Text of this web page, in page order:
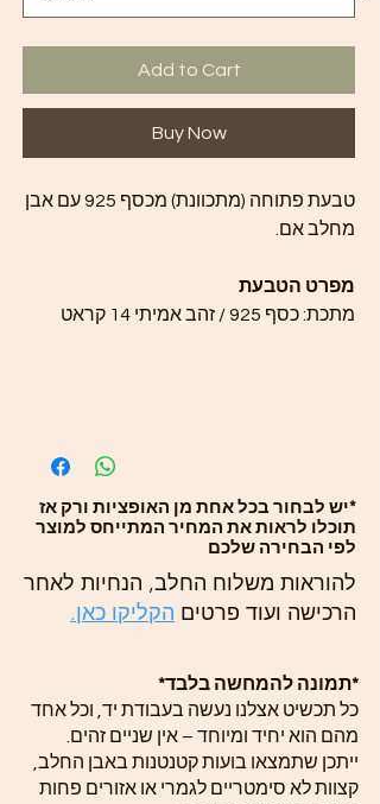
Add to Cart
Buy Now
טבעת פתוחה (מתכוונת) מכסף 925 עם אבן
מחלב אם.
מפרט הטבעת
מתכת: כסף 925 / זהב אמיתי 14 קראט
*יש לבחור בכל אחת מן האופציות ורק אז
תוכלו לראות את המחיר המתייחס למוצר
לפי הבחירה שלכם
להוראות משלוח החלב, הנחיות לאחר
הרכישה ועוד פרטים הקליקו כאן.
*תמונה להמחשה בלבד*
כל תכשיט אצלנו נעשה בעבודת יד, וכל אחד
מהם הוא יחיד ומיוחד – אין שניים זהים.
ייתכן שתמצאו בועות קטנטנות באבן החלב,
קצוות לא סימטריים לגמרי או אזורים פחות